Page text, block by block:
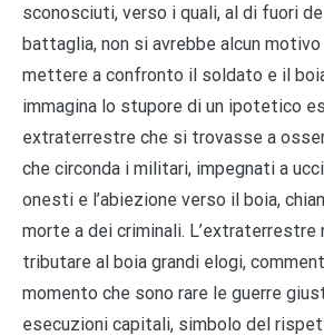
sconosciuti, verso i quali, al di fuori
battaglia, non si avrebbe alcun motivo
mettere a confronto il soldato e il
immagina lo stupore di un ipotetico
extraterrestre che si trovasse a
che circonda i militari, impegnati a
onesti e l’abiezione verso il boia,
morte a dei criminali. L’extraterrestre
tributare al boia grandi elogi,
momento che sono rare le guerre
esecuzioni capitali, simbolo del